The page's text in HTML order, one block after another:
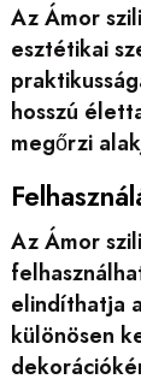
Az Ámor
esztétikai
hosszú
megőrzi
Az Ámor
elindíthatja
különösen